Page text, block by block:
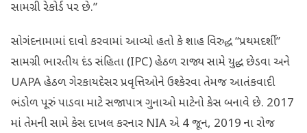
સામગ્રી રેકોર્ડ પર છે.”
સોગંદનામામાં દાવો કરવામાં આવ્યો હતો કે શાહ વિરુદ્ધ “પ્રથમદર્શી”
સામગ્રી ભારતીય દંડ સંહિતા (IPC) હેઠળ રાજ્ય સામે યુદ્ધ છેડવા અને
UAPA હેઠળ ગેરકાયદેસર પ્રવૃત્તિઓને ઉશ્કેરવા તેમજ આતંકવાદી
ભંડોળ પૂરું પાડવા માટે સજાપાત્ર ગુનાઓ માટેનો કેસ બનાવે છે. 2017
માં તેમની સામે કેસ દાખલ કરનાર NIA એ 4 જૂન, 2019 ના રોજ